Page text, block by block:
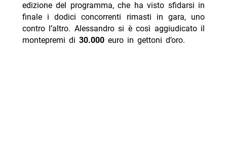
edizione del programma, che ha visto sfidarsi in
finale i dodici concorrenti rimasti in gara, uno
contro l’altro. Alessandro si è così aggiudicato il
montepremi di 30.000 euro in gettoni d’oro.